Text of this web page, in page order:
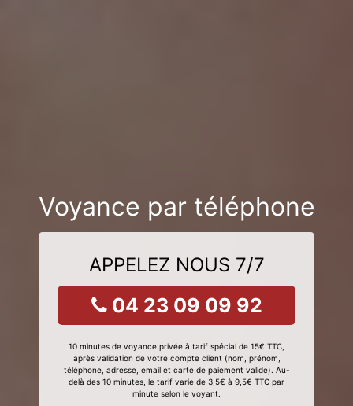
Voyance par téléphone
APPELEZ NOUS 7/7
04 23 09 09 92
10 minutes de voyance privée à tarif spécial de 15€ TTC,
après validation de votre compte client (nom, prénom,
téléphone, adresse, email et carte de paiement valide). Au-
delà des 10 minutes, le tarif varie de 3,5€ à 9,5€ TTC par
minute selon le voyant.